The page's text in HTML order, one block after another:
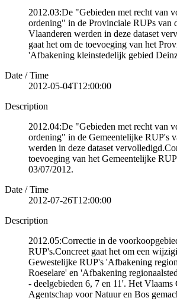
2012.03:De "Gebieden met recht van
ordening" in de Provinciale RUPs van
Vlaanderen werden in deze dataset
gaat het om de toevoeging van het
'Afbakening kleinstedelijk gebied
Date / Time
2012-05-04T12:00:00
Description
2012.04:De "Gebieden met recht van
ordening" in de Gemeentelijke RUP's
werden in deze dataset
toevoeging van het Gemeentelijke
03/07/2012.
Date / Time
2012-07-26T12:00:00
Description
2012.05:Correctie in de
RUP's.Concreet gaat het om een
Gewestelijke RUP's 'Afbakening
Roeselare' en 'Afbakening
- deelgebieden 6, 7 en 11'. Het Vlaams
Agentschap voor Natuur en Bos